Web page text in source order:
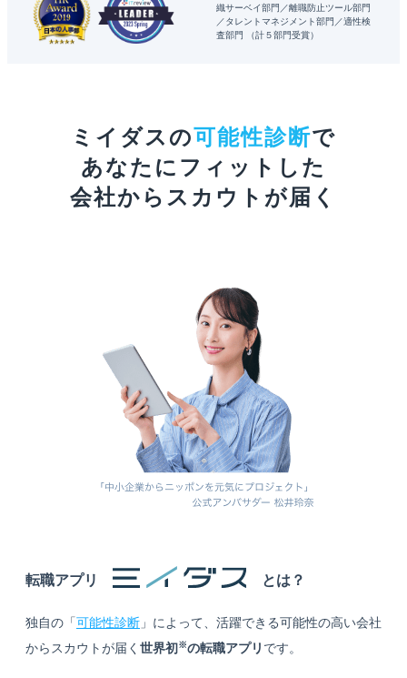
織サーベイ部門
離職防止ツール部門
タレントマネジメント部門
適性検
査部門
（計５部門受賞）
ミイダスの可能性診断で
あなたにフィットした
会社からスカウトが届く
転職アプリ とは？
独自の「可能性診断 」によって、活躍できる可能性の高い会社
からスカウトが届く 世界初※の転職アプリ です。